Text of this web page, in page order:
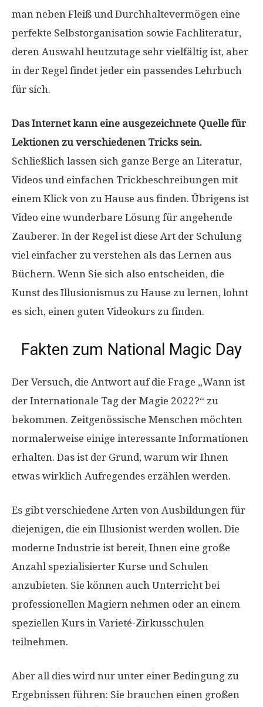
man neben Fleiß und Durchhaltevermögen eine
perfekte Selbstorganisation sowie Fachliteratur,
deren Auswahl heutzutage sehr vielfältig ist, aber
in der Regel findet jeder ein passendes Lehrbuch
für sich.
Das Internet kann eine ausgezeichnete Quelle für
Lektionen zu verschiedenen Tricks sein.
Schließlich lassen sich ganze Berge an Literatur,
Videos und einfachen Trickbeschreibungen mit
einem Klick von zu Hause aus finden. Übrigens ist
Video eine wunderbare Lösung für angehende
Zauberer. In der Regel ist diese Art der Schulung
viel einfacher zu verstehen als das Lernen aus
Büchern. Wenn Sie sich also entscheiden, die
Kunst des Illusionismus zu Hause zu lernen, lohnt
es sich, einen guten Videokurs zu finden.
Fakten zum National Magic Day
Der Versuch, die Antwort auf die Frage „Wann ist
der Internationale Tag der Magie 2022?“ zu
bekommen. Zeitgenössische Menschen möchten
normalerweise einige interessante Informationen
erhalten. Das ist der Grund, warum wir Ihnen
etwas wirklich Aufregendes erzählen werden.
Es gibt verschiedene Arten von Ausbildungen für
diejenigen, die ein Illusionist werden wollen. Die
moderne Industrie ist bereit, Ihnen eine große
Anzahl spezialisierter Kurse und Schulen
anzubieten. Sie können auch Unterricht bei
professionellen Magiern nehmen oder an einem
speziellen Kurs in Varieté-Zirkusschulen
teilnehmen.
Aber all dies wird nur unter einer Bedingung zu
Ergebnissen führen: Sie brauchen einen großen